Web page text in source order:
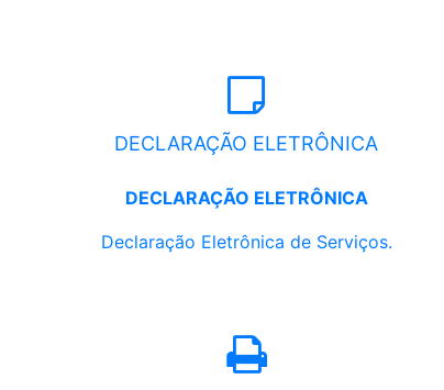
DECLARAÇÃO ELETRÔNICA
DECLARAÇÃO ELETRÔNICA
Declaração Eletrônica de Serviços.